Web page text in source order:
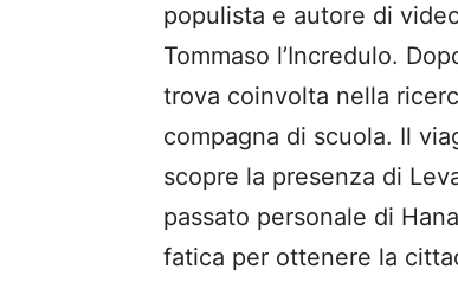
populista e autore di
Tommaso l’Incredulo.
trova coinvolta nella
compagna di scuola. Il
scopre la presenza di
passato personale di
fatica per ottenere la